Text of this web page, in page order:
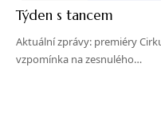
Týden s tancem
Aktuální zprávy: premiéry
vzpomínka na zesnulého…